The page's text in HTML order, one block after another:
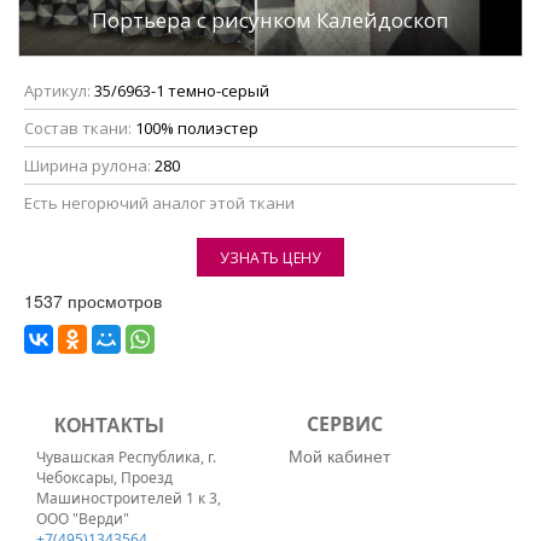
Портьера с рисунком Калейдоскоп
Артикул: 35/6963-1 темно-серый
Состав ткани: 100% полиэстер
Ширина рулона: 280
Eсть негорючий аналог этой ткани
УЗНАТЬ ЦЕНУ
1537 просмотров
КОНТАКТЫ
Чувашская Республика, г.
Чебоксары, Проезд
Машиностроителей 1 к 3,
ООО "Верди"
СЕРВИС
Мой кабинет